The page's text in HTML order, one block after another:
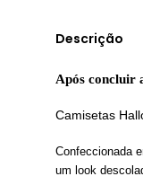
Descrição
Após concluir
Camisetas
Confeccionada
um look